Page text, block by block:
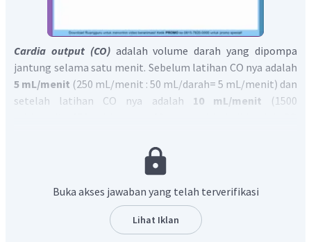
Cardia output (CO)adalah volume darah yang dipompa
jantung selama satu menit. Sebelum latihan CO nya adalah
5 mL/menit (250 mL/menit : 50 mL/darah= 5 mL/menit) dan
setelah latihan CO nya adalah 10 mL/menit (1500
Jadi, jawaban yang benar adalah BENAR
Buka akses jawaban yang telah terverifikasi
Lihat Iklan